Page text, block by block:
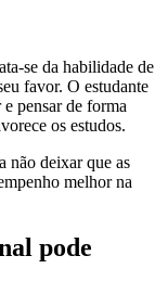
se da habilidade de
favor. O estudante
pensar de forma
os estudos.
não deixar que as
melhor na
pode